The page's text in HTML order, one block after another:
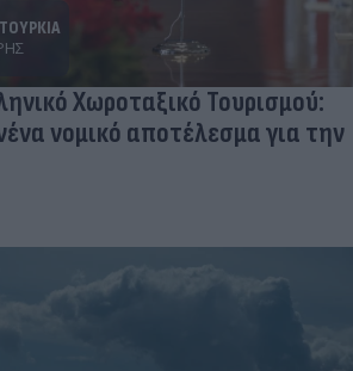
Χωροταξικό Τουρισμού:
νομικό αποτέλεσμα για την